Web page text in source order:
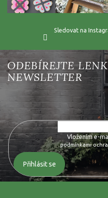
Sledovat na
Vložte svůj e-mail a my vám
produktech na našem e-shopu.
Vložením e-
podmínkami
Přihlásit se